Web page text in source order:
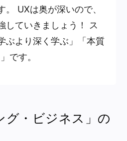
。 UXは奥が深いので、
していきましょう！ ス
ぶより深く学ぶ」「本質
です。
グ・ビジネス」の